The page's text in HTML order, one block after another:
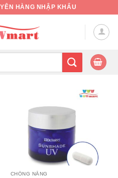
HÀNG NHẬP KHẨU
CHỐNG NẮNG